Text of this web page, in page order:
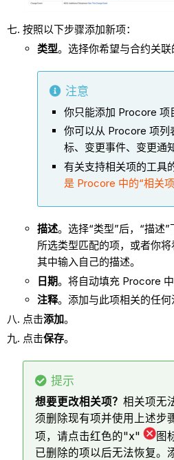
按照以下步骤添加新项：
类型。选择你希望与合约关联
注意
你只能添加 Procore 项
你可以从 Procore 项列
标、变更事件、变更通
有关支持相关项的工具
是 Procore 中的“相关项
描述。选择“类型”后，“描述
所选类型匹配的项，或者你
其中输入自己的描述。
日期。将自动填充 Procore 中
注释。添加与此项相关的任何
点击添加。
点击保存。
提示
想要更改相关项？ 相关项无
须删除现有项并使用上述步
项，请点击红色的"x"
图
已删除的项以后无法恢复。